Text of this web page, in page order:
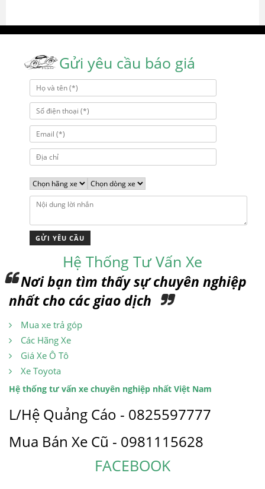
Gửi yêu cầu báo giá
Hệ Thống Tư Vấn Xe
Nơi bạn tìm thấy sự chuyên nghiệp
nhất cho các giao dịch
Mua xe trả góp
Các Hãng Xe
Giá Xe Ô Tô
Xe Toyota
Hệ thống tư vấn xe chuyên nghiệp nhất Việt Nam
L/Hệ Quảng Cáo - 0825597777
Mua Bán Xe Cũ - 0981115628
FACEBOOK